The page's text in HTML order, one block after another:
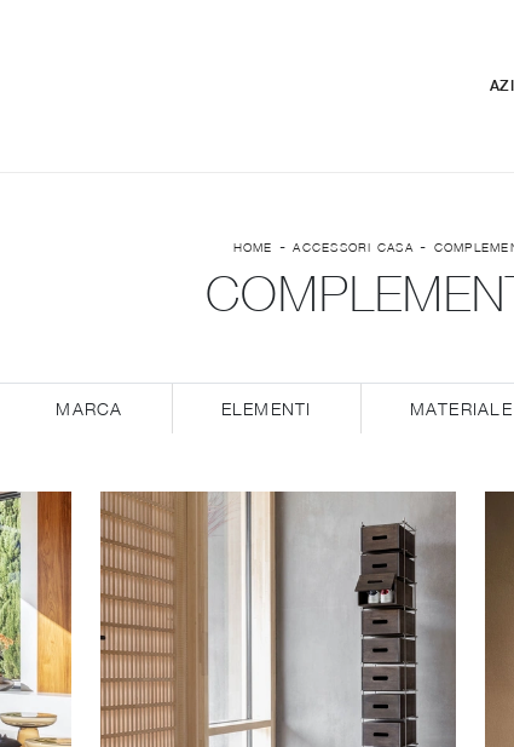
HOME -ACCESSORI CASA -
MARCA ELEMENTI MATERIALE